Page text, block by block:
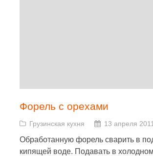
Форель с орехами
Грузинская кухня 13 апреля 2011
Обработанную форель сварить в
кипящей воде. Подавать в